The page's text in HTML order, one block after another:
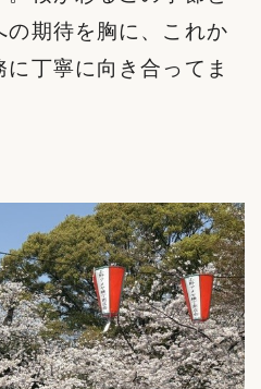
の期待を胸に、これか
丁寧に向き合ってま